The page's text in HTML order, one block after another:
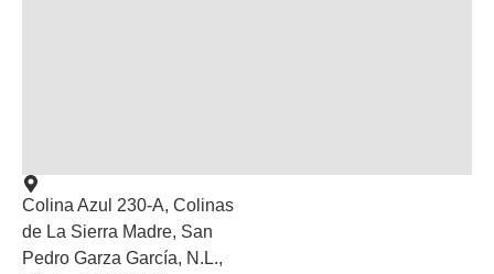
Colina Azul 230-A, Colinas
de La Sierra Madre, San
Pedro Garza García, N.L.,